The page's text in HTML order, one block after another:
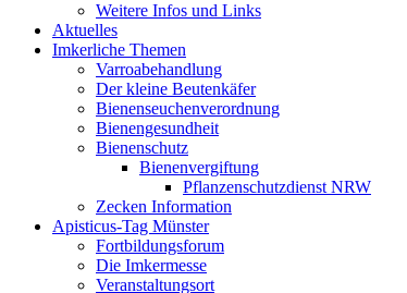
Weitere Infos und Links
Aktuelles
Imkerliche Themen
Varroabehandlung
Der kleine Beutenkäfer
Bienenseuchenverordnung
Bienengesundheit
Bienenschutz
Bienenvergiftung
Pflanzenschutzdienst NRW
Zecken Information
Apisticus-Tag Münster
Fortbildungsforum
Die Imkermesse
Veranstaltungsort